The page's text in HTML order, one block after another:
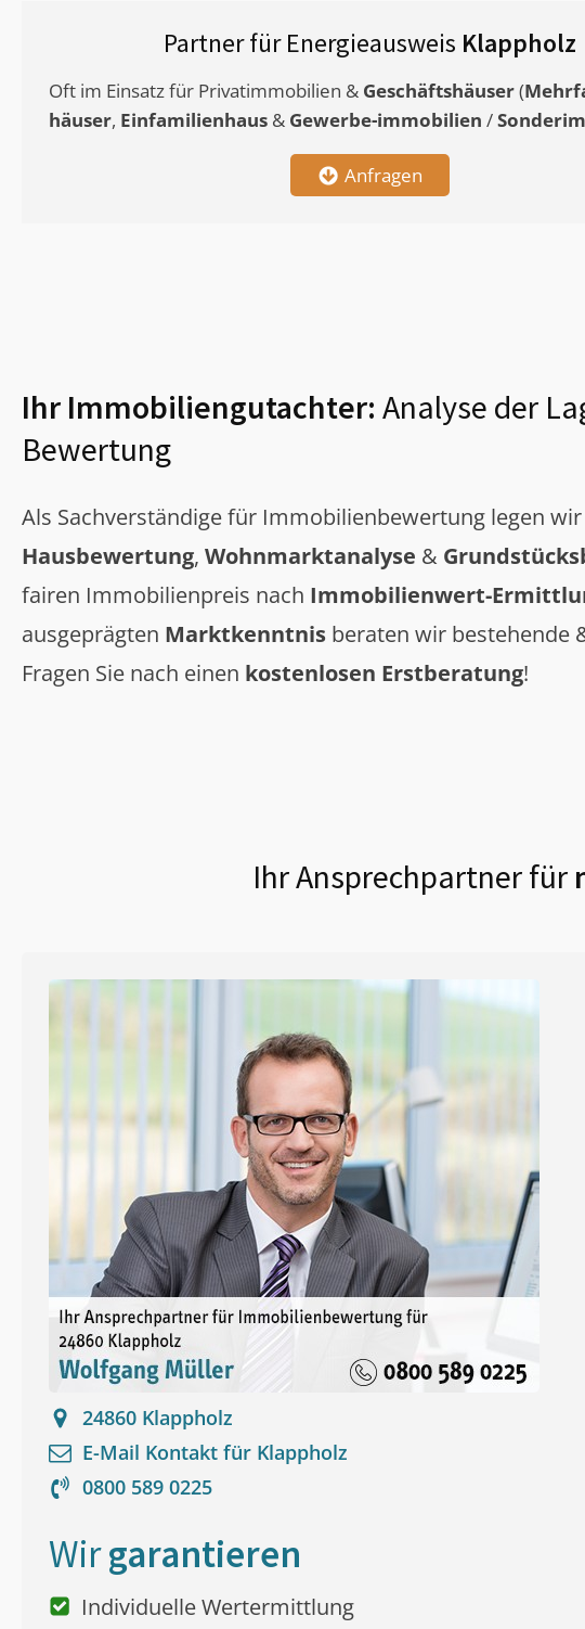
Partner für Energieausweis Klappholz
Oft im Einsatz für Privatimmobilien & Geschäftshäuser(
häuser, Einfamilienhaus & Gewerbe-immobilien /
Anfragen
Ihr Immobiliengutachter: Analyse der
Bewertung
Als Sachverständige für Immobilienbewertung legen
Hausbewertung, Wohnmarktanalyse &
fairen Immobilienpreis nach Immobilienwert-
ausgeprägten Marktkenntnis beraten wir bestehende
Fragen Sie nach einen kostenlosen Erstberatung!
Ihr Ansprechpartner für
24860 Klappholz
E-Mail Kontakt für Klappholz
0800 589 0225
Wirgarantieren
Individuelle Wertermittlung